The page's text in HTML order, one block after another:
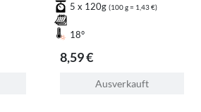
5 x 120g (100 g = 1,43 €)
18°
8,59 €
Ausverkauft